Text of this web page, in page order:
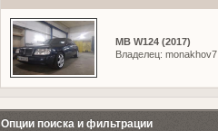
MB W124 (2017)
Владелец: monakhov7
Опции поиска и фильтрации